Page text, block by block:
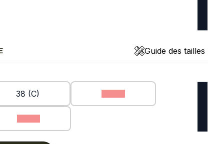
Guide des tailles
38 (C)